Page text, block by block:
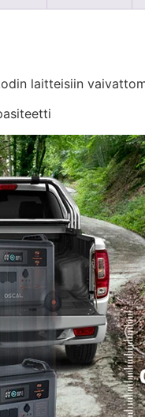
laitteisiin